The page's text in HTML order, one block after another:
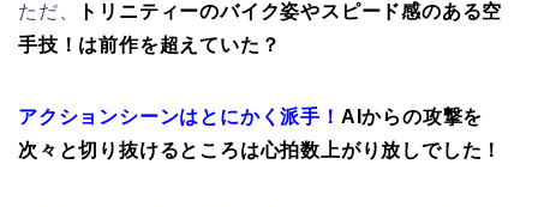
ただ、
トリニティーのバイク姿やスピード感のある空
手技！は前作を超えていた？
アクションシーンはとにかく派手！ AIからの攻撃を
次々と切り抜けるところは心拍数上がり放しでした！